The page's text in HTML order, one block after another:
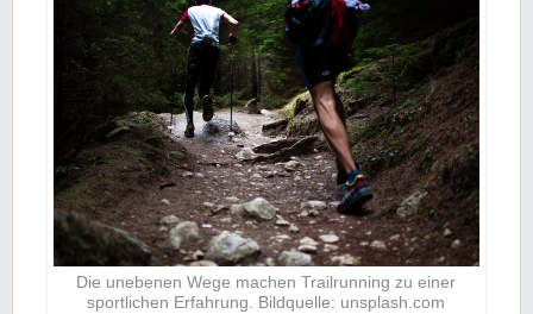
Die unebenen Wege machen Trailrunning zu einer
sportlichen Erfahrung. Bildquelle: unsplash.com